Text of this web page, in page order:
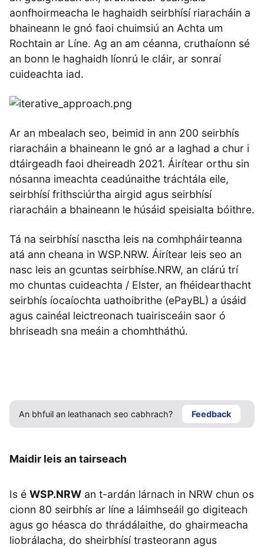
aonfhoirmeacha le haghaidh seirbhísí riaracháin a
bhaineann le gnó faoi chuimsiú an Achta um
Rochtain ar Líne. Ag an am céanna, cruthaíonn sé
an bonn le haghaidh líonrú le cláir, ar sonraí
cuideachta iad.
Ar an mbealach seo, beimid in ann 200 seirbhís
riaracháin a bhaineann le gnó ar a laghad a chur i
dtáirgeadh faoi dheireadh 2021. Áirítear orthu sin
nósanna imeachta ceadúnaithe tráchtála eile,
seirbhísí frithsciúrtha airgid agus seirbhísí
riaracháin a bhaineann le húsáid speisialta bóithre.
Tá na seirbhísí nasctha leis na comhpháirteanna
atá ann cheana in WSP.NRW. Áirítear leis seo an
nasc leis an gcuntas seirbhíse.NRW, an clárú trí
mo chuntas cuideachta / Elster, an fhéidearthacht
seirbhís íocaíochta uathoibrithe (ePayBL) a úsáid
agus cainéal leictreonach tuairisceáin saor ó
bhriseadh sna meáin a chomhtháthú.
An bhfuil an leathanach seo cabhrach? Feedback
Maidir leis an tairseach
Is é WSP.NRW an t-ardán lárnach in NRW chun os
cionn 80 seirbhís ar líne a láimhseáil go digiteach
agus go héasca do thrádálaithe, do ghairmeacha
liobrálacha, do sheirbhísí trasteorann agus